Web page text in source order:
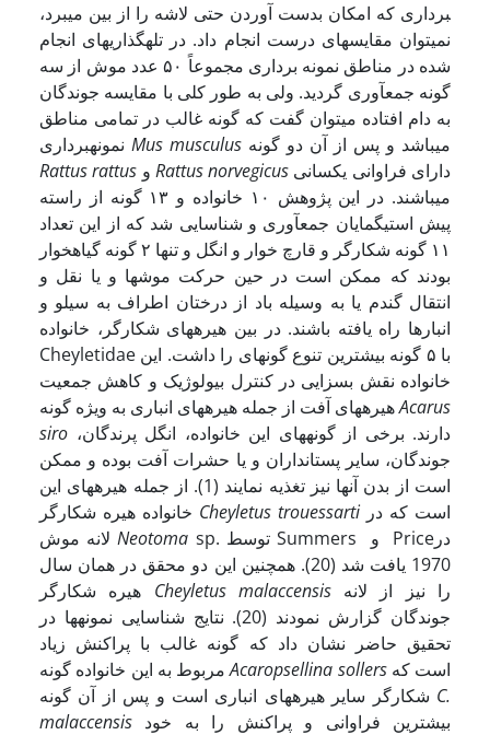
برداری که امکان بدست آوردن حتی لاشه را از بین می­برد،
نمی­توان مقایسه­ای درست انجام داد. در تله­گذاریهای انجام
شده در مناطق نمونه برداری مجموعاً ۵٠ عدد موش از سه
گونه جمع­آوری گردید. ولی به طور کلی با مقایسه جوندگان
به دام افتاده می­توان گفت که گونه غالب در تمامی مناطق
Mus musculus می­باشد و پس از آن دو گونه
Rattus rattus
Rattus norvegicus
می­باشند. در این پژوهش ١٠ خانواده و ١۳ گونه از راسته
پیش استیگمایان جمع­آوری و شناسایی شد که از این تعداد
١١ گونه شکارگر و قارچ خوار و انگل و تنها ٢ گونه گیاهخوار
بودند که ممکن است در حین حرکت موشها و یا نقل و
انتقال گندم یا به وسیله باد از درختان اطراف به سیلو و
انبارها راه یافته باشند. در بین هیره­های شکارگر، خانواده
Cheyletidae با ۵ گونه بیشترین تنوع گونه­ای را داشت. این
خانواده نقش بسزایی در کنترل بیولوژیک و کاهش جمعیت
هیره­های آفت از جمله هیره­های انباری به ویژه گونهAcarus
siro
جوندگان، سایر پستانداران و یا حشرات آفت بوده و ممکن
است از بدن آنها نیز تغذیه نمایند (1). از جمله هیره­های این
خانواده هیره شکارگر Cheyletus trouessarti است که در
لانه موشNeotoma sp. توسط Summers و Priceدر
1970 یافت شد (20). همچنین این دو محقق در همان سال
Cheyletus malaccensisرا نیز از لانه
جوندگان گزارش نمودند (20). نتایج شناسایی نمونه­­ها در
تحقیق حاضر نشان داد که گونه غالب با پراکنش زیاد
مربوط به این خانواده گونهAcaropsellina sollersاست که
C.
malaccensis بیشترین فراوانی و پراکنش را به خود